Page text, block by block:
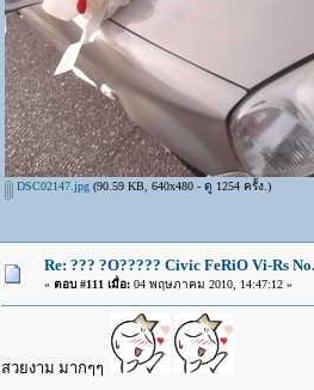
DSC02147.jpg(90.59 KB, 640x480 - ดู 1254 ครั้ง.)
Re: ??? ?O????? Civic FeRiO Vi-Rs
« ตอบ #111 เมื่อ:04 พฤษภาคม 2010, 14:47:12 »
สวยงาม มากๆๆ